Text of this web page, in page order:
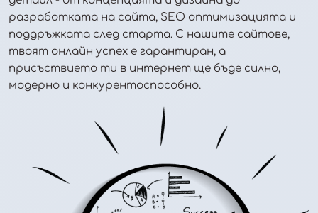
разработката на сайта, SEO оптимизацията и
поддръжката след старта. С нашите сайтове,
твоят онлайн успех е гарантиран, а
присъствието ти в интернет ще бъде силно,
модерно и конкурентоспособно.